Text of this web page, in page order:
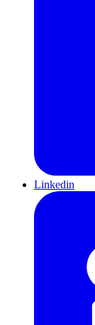
Linkedin